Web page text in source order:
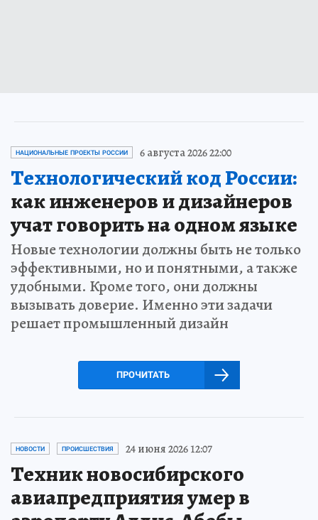
НАЦИОНАЛЬНЫЕ ПРОЕКТЫ РОССИИ 6 августа 2026 22:00
Технологический код России:
как инженеров и дизайнеров
учат говорить на одном языке
Новые технологии должны быть не только
эффективными, но и понятными, а также
удобными. Кроме того, они должны
вызывать доверие. Именно эти задачи
решает промышленный дизайн
ПРОЧИТАТЬ
НОВОСТИ ПРОИСШЕСТВИЯ 24 июня 2026 12:07
Техник новосибирского
авиапредприятия умер в